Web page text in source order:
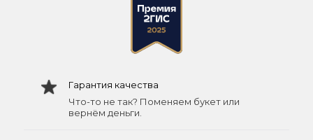
Гарантия качества
Что-то не так? Поменяем букет или
вернём деньги.